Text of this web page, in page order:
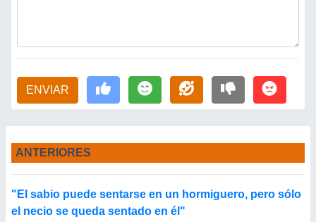
ENVIAR
ANTERIORES
"El sabio puede sentarse en un hormiguero, pero sólo
el necio se queda sentado en él"